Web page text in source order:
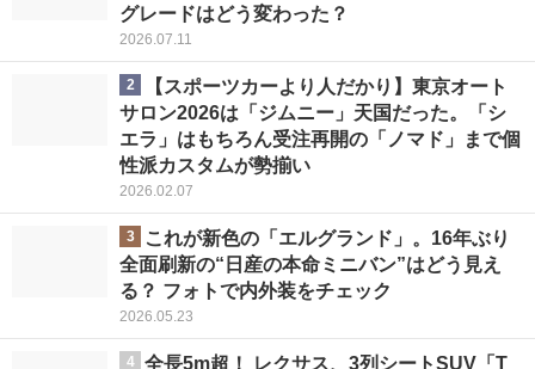
グレードはどう変わった？
2026.07.11
2
【スポーツカーより人だかり】東京オート
サロン2026は「ジムニー」天国だった。「シ
エラ」はもちろん受注再開の「ノマド」まで個
性派カスタムが勢揃い
2026.02.07
3
これが新色の「エルグランド」。16年ぶり
全面刷新の“日産の本命ミニバン”はどう見え
る？ フォトで内外装をチェック
2026.05.23
4
全長5m超！ レクサス、3列シートSUV「T